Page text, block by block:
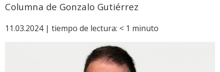
Columna de Gonzalo Gutiérrez
11.03.2024 | tiempo de lectura: < 1 minuto